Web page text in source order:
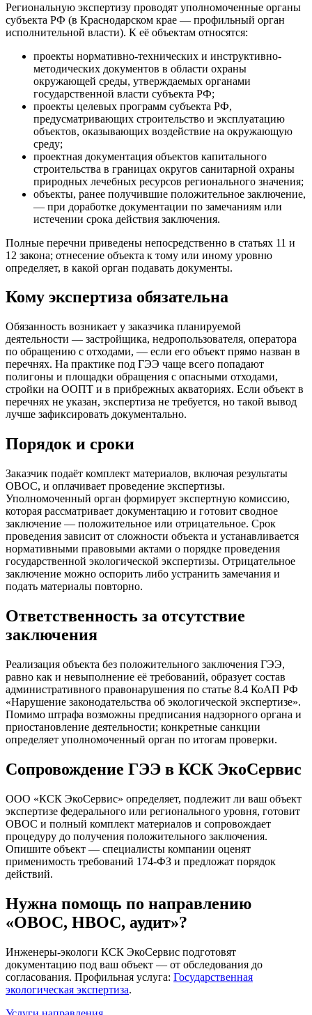
Региональную экспертизу проводят уполномоченные органы
субъекта РФ (в Краснодарском крае — профильный орган
исполнительной власти). К её объектам относятся:
проекты нормативно-технических и инструктивно-
методических документов в области охраны
окружающей среды, утверждаемых органами
государственной власти субъекта РФ;
проекты целевых программ субъекта РФ,
предусматривающих строительство и эксплуатацию
объектов, оказывающих воздействие на окружающую
среду;
проектная документация объектов капитального
строительства в границах округов санитарной охраны
природных лечебных ресурсов регионального значения;
объекты, ранее получившие положительное заключение,
— при доработке документации по замечаниям или
истечении срока действия заключения.
Полные перечни приведены непосредственно в статьях 11 и
12 закона; отнесение объекта к тому или иному уровню
определяет, в какой орган подавать документы.
Кому экспертиза обязательна
Обязанность возникает у заказчика планируемой
деятельности — застройщика, недропользователя, оператора
по обращению с отходами, — если его объект прямо назван в
перечнях. На практике под ГЭЭ чаще всего попадают
полигоны и площадки обращения с опасными отходами,
стройки на ООПТ и в прибрежных акваториях. Если объект в
перечнях не указан, экспертиза не требуется, но такой вывод
лучше зафиксировать документально.
Порядок и сроки
Заказчик подаёт комплект материалов, включая результаты
ОВОС, и оплачивает проведение экспертизы.
Уполномоченный орган формирует экспертную комиссию,
которая рассматривает документацию и готовит сводное
заключение — положительное или отрицательное. Срок
проведения зависит от сложности объекта и устанавливается
нормативными правовыми актами о порядке проведения
государственной экологической экспертизы. Отрицательное
заключение можно оспорить либо устранить замечания и
подать материалы повторно.
Ответственность за отсутствие
заключения
Реализация объекта без положительного заключения ГЭЭ,
равно как и невыполнение её требований, образует состав
административного правонарушения по статье 8.4 КоАП РФ
«Нарушение законодательства об экологической экспертизе».
Помимо штрафа возможны предписания надзорного органа и
приостановление деятельности; конкретные санкции
определяет уполномоченный орган по итогам проверки.
Сопровождение ГЭЭ в КСК ЭкоСервис
ООО «КСК ЭкоСервис» определяет, подлежит ли ваш объект
экспертизе федерального или регионального уровня, готовит
ОВОС и полный комплект материалов и сопровождает
процедуру до получения положительного заключения.
Опишите объект — специалисты компании оценят
применимость требований 174-ФЗ и предложат порядок
действий.
Нужна помощь по направлению
«ОВОС, НВОС, аудит»?
Инженеры-экологи КСК ЭкоСервис подготовят
документацию под ваш объект — от обследования до
согласования. Профильная услуга: Государственная
экологическая экспертиза.